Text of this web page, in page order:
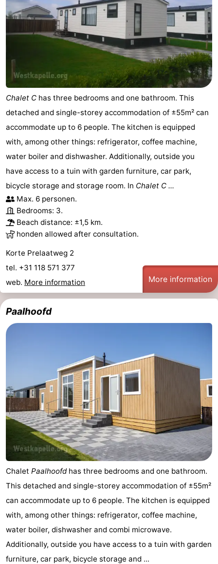
Chalet C has three bedrooms and one bathroom. This
detached and single-storey accommodation of ±55m² can
accommodate up to 6 people. The kitchen is equipped
with, among other things: refrigerator, coffee machine,
water boiler and dishwasher. Additionally, outside you
have access to a tuin with garden furniture, car park,
bicycle storage and storage room. In Chalet C ...
Max. 6 personen.
Bedrooms: 3.
Beach distance: ±1,5 km.
honden allowed after consultation.
Korte Prelaatweg 2
tel. +31 118 571 377
web. More information More information
Paalhoofd
Chalet Paalhoofdhas three bedrooms and one bathroom.
This detached and single-storey accommodation of ±55m²
can accommodate up to 6 people. The kitchen is equipped
with, among other things: refrigerator, coffee machine,
water boiler, dishwasher and combi microwave.
Additionally, outside you have access to a tuin with garden
furniture, car park, bicycle storage and ...